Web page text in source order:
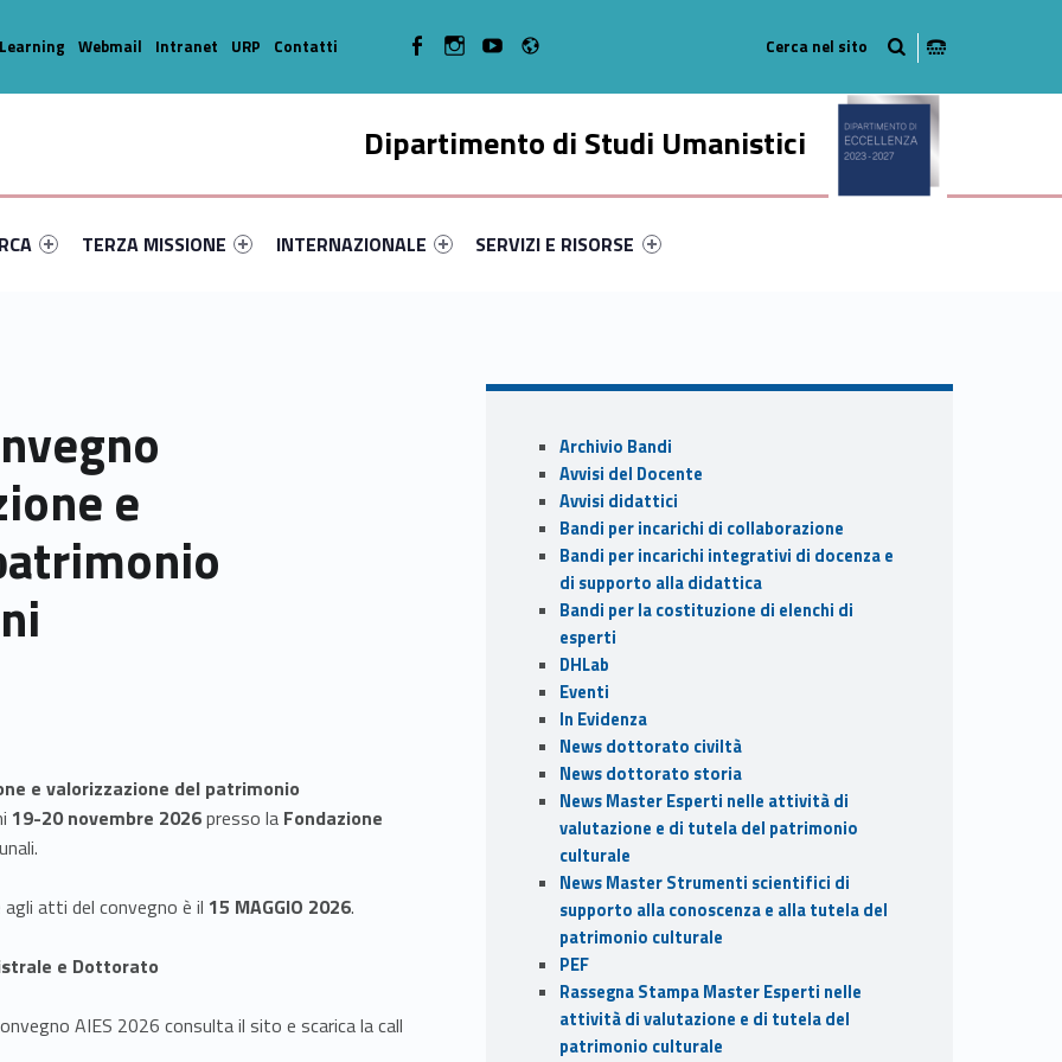
Dipartimento di Studi Umanistici
primary-41981-14
#link-menu-primary-75308-35
Link identifier #link-menu-primary-78903-45
TERZA MISSIONE
Link identifier #link-menu-primary-70161-49
INTERNAZIONALE
Link identifier #link-menu-primary-37516-56
SERVIZI E RISORSE
Webmail Intranet URP Contatti WebMan on FacebookWebMan on Instagram
WebMan on Youtube
e
e valorizzazione del patrimonio
19-20 novembre 2026presso la Fondazione
atti del convegno è il 15 MAGGIO 2026.
e Dottorato
AIES 2026 consulta il sito e scarica la call
Sidebar
Archivio Bandi
Avvisi del Docente
Avvisi didattici
Bandi per incarichi di collaborazione
Bandi per incarichi integrativi di docenza e
di supporto alla didattica
Bandi per la costituzione di elenchi di
esperti
DHLab
Eventi
In Evidenza
News dottorato civiltà
News dottorato storia
News Master Esperti nelle attività di
valutazione e di tutela del patrimonio
culturale
News Master Strumenti scientifici di
supporto alla conoscenza e alla tutela del
patrimonio culturale
PEF
Rassegna Stampa Master Esperti nelle
attività di valutazione e di tutela del
patrimonio culturale